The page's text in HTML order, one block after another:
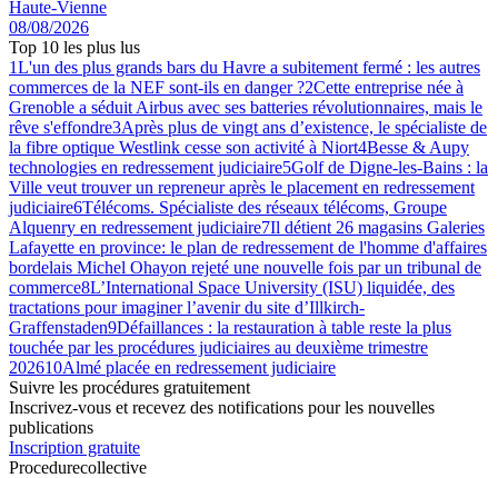
Haute-Vienne
08/08/2026
Top 10 les plus lus
1L'un des plus grands bars du Havre a subitement fermé : les autres
commerces de la NEF sont-ils en danger ?2Cette entreprise née à
Grenoble a séduit Airbus avec ses batteries révolutionnaires, mais le
rêve s'effondre3Après plus de vingt ans d’existence, le spécialiste de
la fibre optique Westlink cesse son activité à Niort4Besse & Aupy
technologies en redressement judiciaire5Golf de Digne-les-Bains : la
Ville veut trouver un repreneur après le placement en redressement
judiciaire6Télécoms. Spécialiste des réseaux télécoms, Groupe
Alquenry en redressement judiciaire7Il détient 26 magasins Galeries
Lafayette en province: le plan de redressement de l'homme d'affaires
bordelais Michel Ohayon rejeté une nouvelle fois par un tribunal de
commerce8L’International Space University (ISU) liquidée, des
tractations pour imaginer l’avenir du site d’Illkirch-
Graffenstaden9Défaillances : la restauration à table reste la plus
touchée par les procédures judiciaires au deuxième trimestre
202610Almé placée en redressement judiciaire
Suivre les procédures gratuitement
Inscrivez-vous et recevez des notifications pour les nouvelles
publications
Inscription gratuite
Procedurecollective